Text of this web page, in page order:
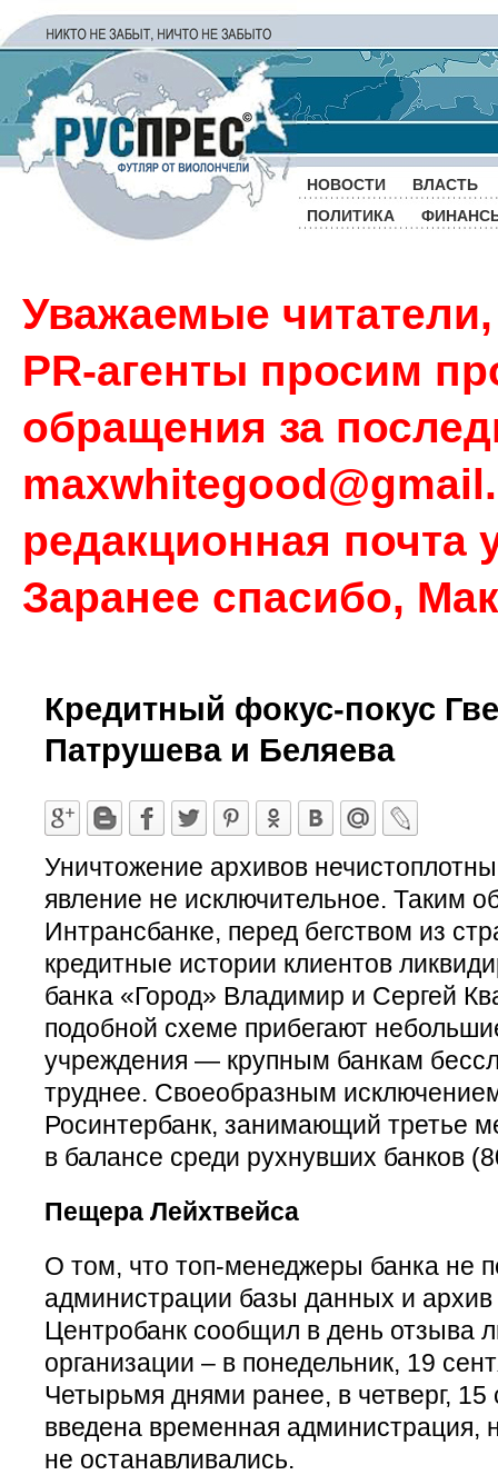
НОВОСТИ
ВЛАСТЬ
ПОЛИТИКА
Уважаемые
PR-агенты просим
обращения за
редакционная почта
Заранее спасибо,
Кредитный фокус-покус
Патрушева и Беляева
Уничтожение архивов
явление не исключительное. Таким
Интрансбанке, перед бегством из
кредитные истории клиентов
банка «Город» Владимир и Сергей
подобной схеме прибегают
учреждения — крупным банкам
труднее. Своеобразным
Росинтербанк, занимающий третье
в балансе среди рухнувших банков
Пещера Лейхтвейса
О том, что топ-менеджеры банка не
администрации базы данных и архив
Центробанк сообщил в день отзыва
организации – в понедельник, 19
Четырьмя днями ранее, в четверг, 15
введена временная администрация,
не останавливались.